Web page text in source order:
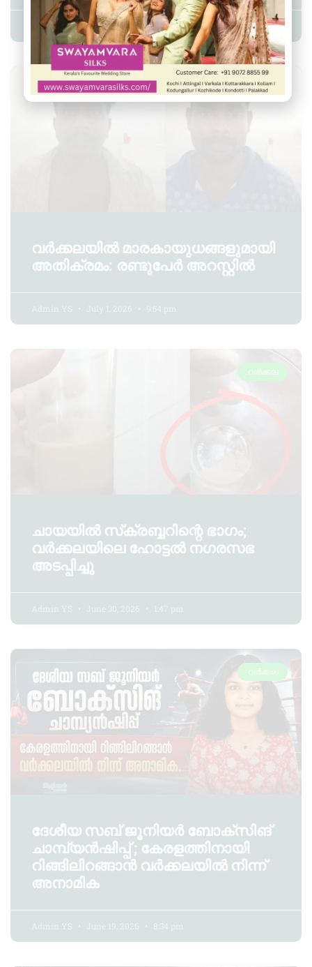
Admin YS July 4, 2026 9:32 am
CRIME
വർക്കലയിൽ മാരകായുധങ്ങളുമായി
അതിക്രമം: രണ്ടുപേർ അറസ്റ്റിൽ
Admin YS July 1, 2026 9:54 pm
വർക്കല
ചായയിൽ സ്‌ക്രബ്ബറിന്റെ ഭാഗം;
വർക്കലയിലെ ഹോട്ടൽ നഗരസഭ
അടപ്പിച്ചു
Admin YS June 30, 2026 1:47 pm
വർക്കല
ദേശീയ സബ് ജൂനിയർ ബോക്‌സിങ്
ചാമ്പ്യൻഷിപ്പ് ; കേരളത്തിനായി
റിങ്ങിലിറങ്ങാൻ വർക്കലയിൽ നിന്ന്
അനാമിക
Admin YS June 19, 2026 8:34 pm